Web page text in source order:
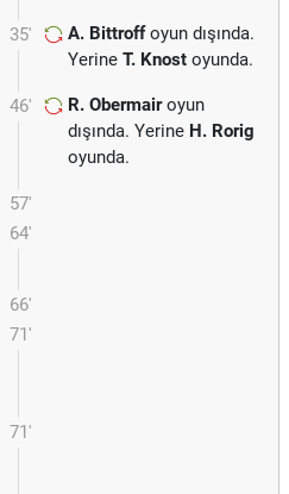
35' A. Bittroffoyun dışında.
Yerine T. Knost oyunda.
46' R. Obermairoyun
dışında. Yerine H. Rorig
oyunda.
57'
64'
66'
71'
71'